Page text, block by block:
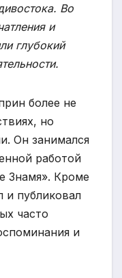
Во
и
глубокий
более не
но
Он занимался
работой
Знамя». Кроме
и публиковал
часто
и